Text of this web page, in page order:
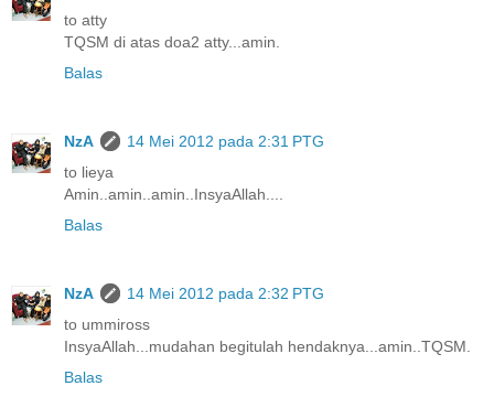
to atty
TQSM di atas doa2 atty...amin.
Balas
NzA
14 Mei 2012 pada 2:31 PTG
to lieya
Amin..amin..amin..InsyaAllah....
Balas
NzA
14 Mei 2012 pada 2:32 PTG
to ummiross
InsyaAllah...mudahan begitulah hendaknya...amin..TQSM.
Balas